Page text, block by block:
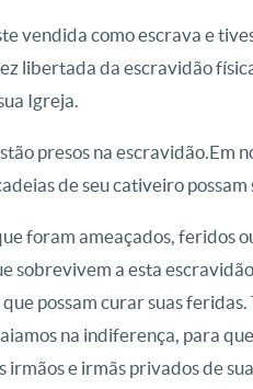
vendida como escrava e
libertada da escravidão
Igreja.
presos na escravidão.Em
de seu cativeiro
foram ameaçados, feridos
sobrevivem a esta
possam curar suas feridas.
na indiferença, para
e irmãs privados de